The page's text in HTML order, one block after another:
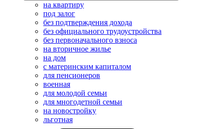
на квартиру
под залог
без подтверждения дохода
без официального трудоустройства
без первоначального взноса
на вторичное жилье
на дом
с материнским капиталом
для пенсионеров
военная
для молодой семьи
для многодетной семьи
на новостройку
льготная